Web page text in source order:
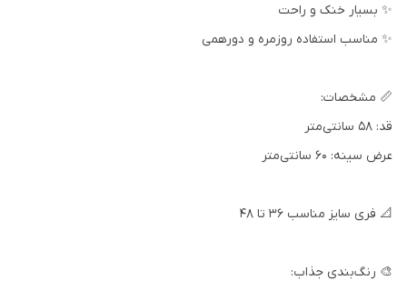
✨ بسیار خنک و راحت
✨ مناسب استفاده روزمره و دورهمی
📏 مشخصات:
قد: 58 سانتی‌متر
عرض سینه: 60 سانتی‌متر
📐 فری سایز مناسب 36 تا 48
🎨 رنگ‌بندی جذاب: